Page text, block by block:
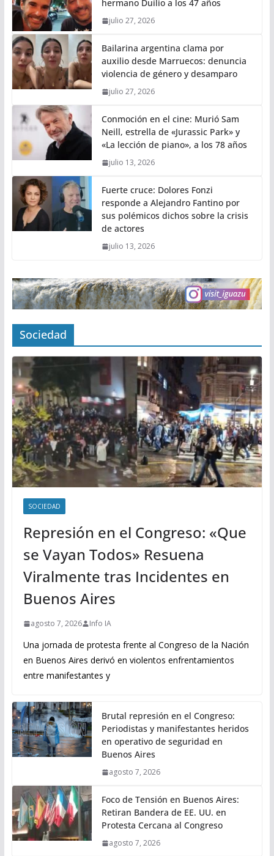
hermano Duilio a los 47 años
julio 27, 2026
Bailarina argentina clama por
auxilio desde Marruecos: denuncia
violencia de género y desamparo
julio 27, 2026
Conmoción en el cine: Murió Sam
Neill, estrella de «Jurassic Park» y
«La lección de piano», a los 78 años
julio 13, 2026
Fuerte cruce: Dolores Fonzi
responde a Alejandro Fantino por
sus polémicos dichos sobre la crisis
de actores
julio 13, 2026
Sociedad
SOCIEDAD
Represión en el Congreso: «Que
se Vayan Todos» Resuena
Viralmente tras Incidentes en
Buenos Aires
agosto 7, 2026 Info IA
Una jornada de protesta frente al Congreso de la Nación
en Buenos Aires derivó en violentos enfrentamientos
entre manifestantes y
Brutal represión en el Congreso:
Periodistas y manifestantes heridos
en operativo de seguridad en
Buenos Aires
agosto 7, 2026
Foco de Tensión en Buenos Aires:
Retiran Bandera de EE. UU. en
Protesta Cercana al Congreso
agosto 7, 2026